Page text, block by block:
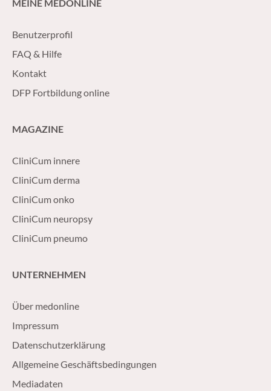
MEINE MEDONLINE
Benutzerprofil
FAQ & Hilfe
Kontakt
DFP Fortbildung online
MAGAZINE
CliniCum innere
CliniCum derma
CliniCum onko
CliniCum neuropsy
CliniCum pneumo
UNTERNEHMEN
Über medonline
Impressum
Datenschutzerklärung
Allgemeine Geschäftsbedingungen
Mediadaten